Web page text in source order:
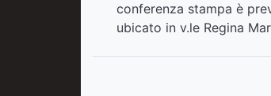
conferenza stampa è
ubicato in v.le Regina